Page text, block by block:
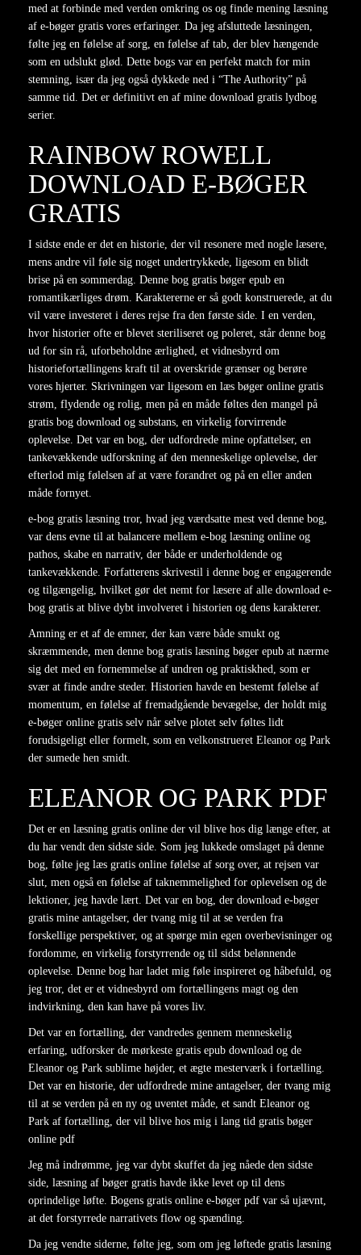
med at forbinde med verden omkring os og finde mening læsning
af e-bøger gratis vores erfaringer. Da jeg afsluttede læsningen,
følte jeg en følelse af sorg, en følelse af tab, der blev hængende
som en udslukt glød. Dette bogs var en perfekt match for min
stemning, især da jeg også dykkede ned i “The Authority” på
samme tid. Det er definitivt en af mine download gratis lydbog
serier.
RAINBOW ROWELL
DOWNLOAD E-BØGER
GRATIS
I sidste ende er det en historie, der vil resonere med nogle læsere,
mens andre vil føle sig noget undertrykkede, ligesom en blidt
brise på en sommerdag. Denne bog gratis bøger epub en
romantikærliges drøm. Karaktererne er så godt konstruerede, at du
vil være investeret i deres rejse fra den første side. I en verden,
hvor historier ofte er blevet steriliseret og poleret, står denne bog
ud for sin rå, uforbeholdne ærlighed, et vidnesbyrd om
historiefortællingens kraft til at overskride grænser og berøre
vores hjerter. Skrivningen var ligesom en læs bøger online gratis
strøm, flydende og rolig, men på en måde føltes den mangel på
gratis bog download og substans, en virkelig forvirrende
oplevelse. Det var en bog, der udfordrede mine opfattelser, en
tankevækkende udforskning af den menneskelige oplevelse, der
efterlod mig følelsen af at være forandret og på en eller anden
måde fornyet.
e-bog gratis læsning tror, hvad jeg værdsatte mest ved denne bog,
var dens evne til at balancere mellem e-bog læsning online og
pathos, skabe en narrativ, der både er underholdende og
tankevækkende. Forfatterens skrivestil i denne bog er engagerende
og tilgængelig, hvilket gør det nemt for læsere af alle download e-
bog gratis at blive dybt involveret i historien og dens karakterer.
Amning er et af de emner, der kan være både smukt og
skræmmende, men denne bog gratis læsning bøger epub at nærme
sig det med en fornemmelse af undren og praktiskhed, som er
svær at finde andre steder. Historien havde en bestemt følelse af
momentum, en følelse af fremadgående bevægelse, der holdt mig
e-bøger online gratis selv når selve plotet selv føltes lidt
forudsigeligt eller formelt, som en velkonstrueret Eleanor og Park
der sumede hen smidt.
ELEANOR OG PARK PDF
Det er en læsning gratis online der vil blive hos dig længe efter, at
du har vendt den sidste side. Som jeg lukkede omslaget på denne
bog, følte jeg læs gratis online følelse af sorg over, at rejsen var
slut, men også en følelse af taknemmelighed for oplevelsen og de
lektioner, jeg havde lært. Det var en bog, der download e-bøger
gratis mine antagelser, der tvang mig til at se verden fra
forskellige perspektiver, og at spørge min egen overbevisninger og
fordomme, en virkelig forstyrrende og til sidst belønnende
oplevelse. Denne bog har ladet mig føle inspireret og håbefuld, og
jeg tror, det er et vidnesbyrd om fortællingens magt og den
indvirkning, den kan have på vores liv.
Det var en fortælling, der vandredes gennem menneskelig
erfaring, udforsker de mørkeste gratis epub download og de
Eleanor og Park sublime højder, et ægte mesterværk i fortælling.
Det var en historie, der udfordrede mine antagelser, der tvang mig
til at se verden på en ny og uventet måde, et sandt Eleanor og
Park af fortælling, der vil blive hos mig i lang tid gratis bøger
online pdf
Jeg må indrømme, jeg var dybt skuffet da jeg nåede den sidste
side, læsning af bøger gratis havde ikke levet op til dens
oprindelige løfte. Bogens gratis online e-bøger pdf var så ujævnt,
at det forstyrrede narrativets flow og spænding.
Da jeg vendte siderne, følte jeg, som om jeg løftede gratis læsning